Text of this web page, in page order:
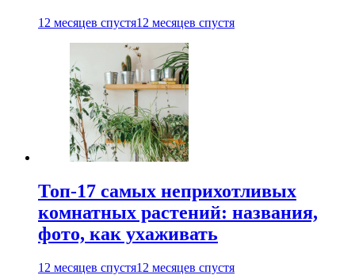
12 месяцев спустя12 месяцев спустя
Топ-17 самых неприхотливых
комнатных растений: названия,
фото, как ухаживать
12 месяцев спустя12 месяцев спустя